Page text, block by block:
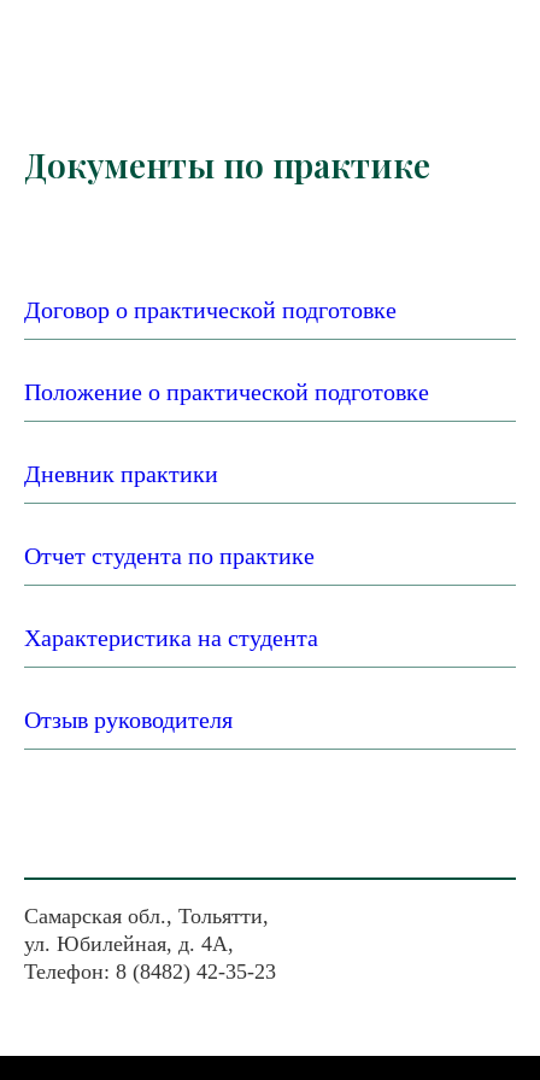
Документы по практике
Договор о практической подготовке
Положение о практической подготовке
Дневник практики
Отчет студента по практике
Характеристика на студента
Отзыв руководителя
Самарская обл., Тольятти,
ул. Юбилейная, д. 4А,
Телефон: 8 (8482) 42-35-23